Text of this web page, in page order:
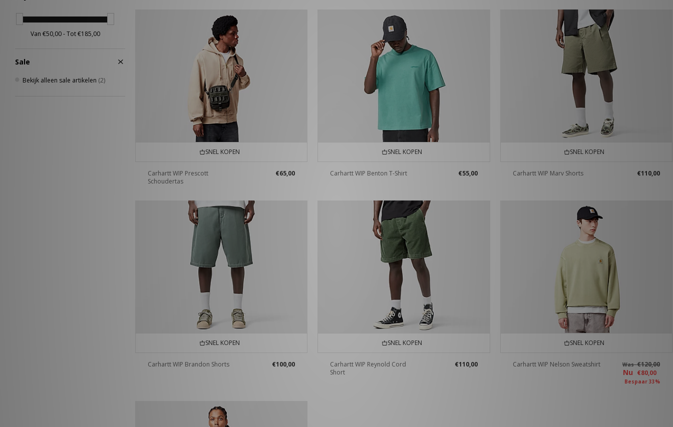
Sale
Bekijk alleen sale artikelen (2)
SNEL KOPEN
Carhartt WIP Prescott
Schoudertas
€65,00
SNEL KOPEN
Carhartt WIP Benton T-Shirt €55,00
SNEL KOPEN
Carhartt WIP Marv Shorts €110,00
SNEL KOPEN
Carhartt WIP Brandon Shorts €100,00
SNEL KOPEN
Carhartt WIP Reynold Cord
Short
€110,00
SNEL KOPEN
Carhartt WIP Nelson Sweatshirt Was€120,00
Nu €80,00
Bespaar 33%